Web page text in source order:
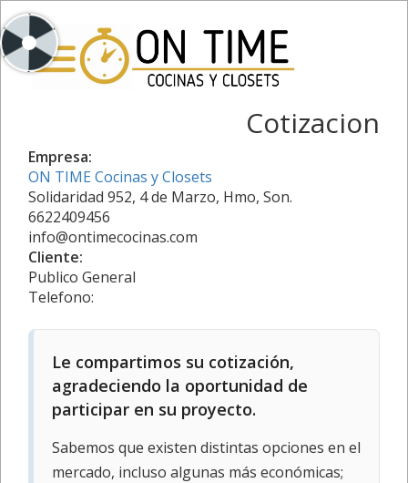
Cotizacion
Empresa:
ON TIME Cocinas y Closets
Solidaridad 952, 4 de Marzo, Hmo, Son.
6622409456
info@ontimecocinas.com
Cliente:
Publico General
Telefono:
Le compartimos su cotización,
agradeciendo la oportunidad de
participar en su proyecto.
Sabemos que existen distintas opciones en el
mercado, incluso algunas más económicas;